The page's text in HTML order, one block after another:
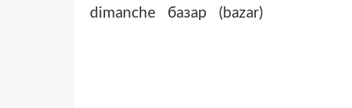
dimanche базар (bazar)